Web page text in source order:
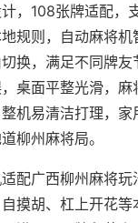
，108张牌适配，
规则，自动麻将
换，满足不同牌友
桌面平整光滑，麻
机易清洁打理，家
柳州麻将局。
配广西柳州麻将玩
摸胡、杠上开花